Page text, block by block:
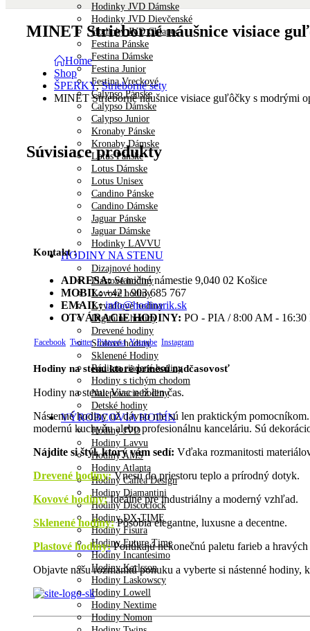
Hodinky JVD Dámske
Hodinky JVD Dievčenské
Hodinky JVD Chlapec
Festina Pánske
Festina Dámske
Festina Junior
Festina Vreckové
Calypso Pánske
Calypso Dámske
Calypso Junior
Kronaby Pánske
Kronaby Dámske
Lotus Pánske
Lotus Dámske
Lotus Unisex
Candino Pánske
Candino Dámske
Jaguar Pánske
Jaguar Dámske
Hodinky LAVVU
HODINY NA STENU
Dizajnové hodiny
Plastové hodiny
Kovové hodiny
Kyvadlové hodiny
Digitálne hodiny
Drevené hodiny
Stolové hodiny
Sklenené Hodiny
Rádiom riadené hodiny
Hodiny s tichým chodom
Nalepovacie hodiny
Detské hodiny
VÝROBCOVIA HODÍN
Hodiny JVD
Hodiny Lavvu
Hodiny AMS
Hodiny Atlanta
Hodiny Callea Design
Hodiny Diamantini
Hodiny Discoclock
Hodiny DX-TIME
Hodiny Fisura
Hodiny Future Time
Hodiny Incantesimo
Hodiny Karlsson
Hodiny Laskowscy
Hodiny Lowell
Hodiny Nextime
Hodiny Nomon
MINET Strieborné náušnice visiace
Home
Shop
ŠPERKY,Strieborné sety
MINET Strieborné náušnice visiace guľôčky s modrými
Súvisiace produkty
Kontakt :
ADRESA: Staničné námestie 9,040 02 Košice
MOBIL: +421 903 685 767
EMAIL: info@hodinarik.sk
OTVÁRACIE HODINY: PO - PIA / 8:00 AM - 16:30
Facebook Twitter Pinterest Youtube Instagram
Hodiny na stenu ktoré prinesú nadčasovosť
Hodiny na stenu: Viac než len čas.
Nástenné hodiny už dávno nie sú len praktickým
modernú kuchyňu alebo profesionálnu kanceláriu. Sú
Nájdite si štýl, ktorý vám sedí: Vďaka rozmanitosti
Drevené hodiny:Vnesú do priestoru teplo a prírodný dotyk.
Kovové hodiny:Ideálne pre industriálny a moderný vzhľad.
Sklenené hodiny:Pôsobia elegantne, luxusne a decentne.
Plastové hodiny:Ponúkajú nekonečnú paletu farieb a
Objavte našu rozmanitú ponuku a vyberte si nástenné hodiny,